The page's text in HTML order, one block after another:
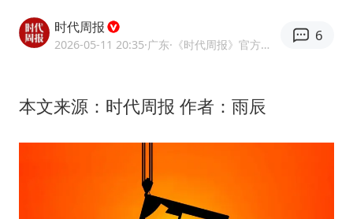
吉林一“温度计大楼”读数爆表
时代周报
2026-05-11 20:35·广东 ·《时代周报》官方网易号
6
本文来源：时代周报 作者：雨辰